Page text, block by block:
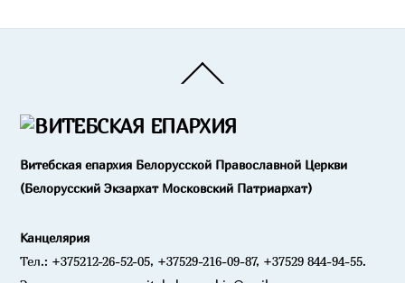
To
Витебская епархия Белорусской Православной Церкви
(Белорусский Экзархат Московский Патриархат)
Канцелярия
Тел.: +375212-26-52-05, +37529-216-09-87, +37529 844-94-55.